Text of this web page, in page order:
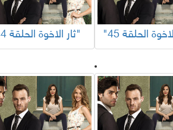
"ثار الاخوة الحلقة 44"